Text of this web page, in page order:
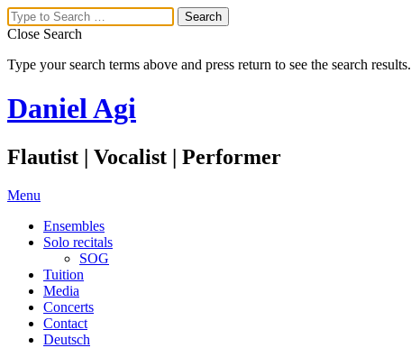
Close Search
Type your search terms above and press return to see the search results.
Daniel Agi
Flautist | Vocalist | Performer
Menu
Ensembles
Solo recitals
SOG
Tuition
Media
Concerts
Contact
Deutsch